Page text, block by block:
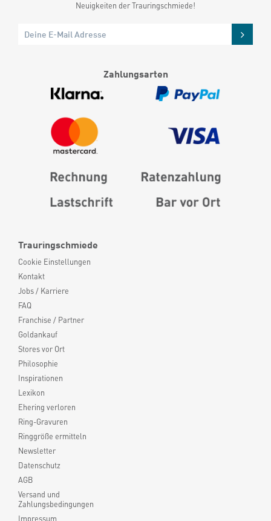
Trauringschmiede
Cookie Einstellungen
Kontakt
Jobs / Karriere
FAQ
Franchise / Partner
Goldankauf
Stores vor Ort
Philosophie
Inspirationen
Lexikon
Ehering verloren
Ring-Gravuren
Ringgröße ermitteln
Newsletter
Datenschutz
AGB
Versand und
Zahlungsbedingungen
Impressum
Neuigkeiten der Trauringschmiede!
Zahlungsarten